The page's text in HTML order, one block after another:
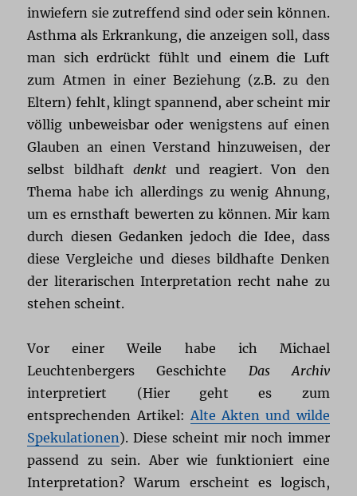
inwiefern sie zutreffend sind oder sein können.
Asthma als Erkrankung, die anzeigen soll, dass
man sich erdrückt fühlt und einem die Luft
zum Atmen in einer Beziehung (z.B. zu den
Eltern) fehlt, klingt spannend, aber scheint mir
völlig unbeweisbar oder wenigstens auf einen
Glauben an einen Verstand hinzuweisen, der
selbst bildhaft denktund reagiert. Von den
Thema habe ich allerdings zu wenig Ahnung,
um es ernsthaft bewerten zu können. Mir kam
durch diesen Gedanken jedoch die Idee, dass
diese Vergleiche und dieses bildhafte Denken
der literarischen Interpretation recht nahe zu
stehen scheint.
Vor einer Weile habe ich Michael
Leuchtenbergers Geschichte Das Archiv
interpretiert (Hier geht es zum
entsprechenden Artikel:Alte Akten und wilde
Spekulationen). Diese scheint mir noch immer
passend zu sein. Aber wie funktioniert eine
Interpretation? Warum erscheint es logisch,